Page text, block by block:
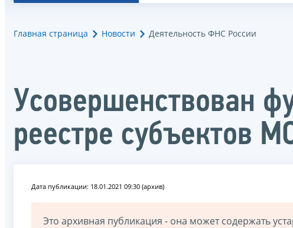
Главная страница Новости Деятельность ФНС России
Усовершенствован
реестре субъектов
Дата публикации: 18.01.2021 09:30 (архив)
Это архивная публикация - она может содержать